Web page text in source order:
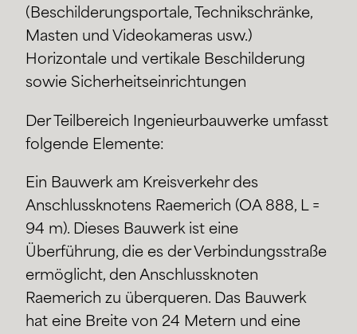
(Beschilderungsportale, Technikschränke,
Masten und Videokameras usw.)
Horizontale und vertikale Beschilderung
sowie Sicherheitseinrichtungen
Der Teilbereich Ingenieurbauwerke umfasst
folgende Elemente:
Ein Bauwerk am Kreisverkehr des
Anschlussknotens Raemerich (OA 888, L =
94 m). Dieses Bauwerk ist eine
Überführung, die es der Verbindungsstraße
ermöglicht, den Anschlussknoten
Raemerich zu überqueren. Das Bauwerk
hat eine Breite von 24 Metern und eine